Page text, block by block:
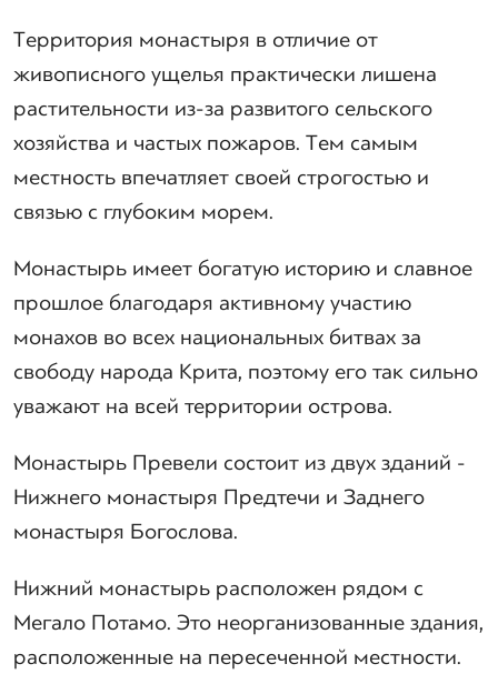
Территория монастыря в отличие от
живописного ущелья практически лишена
растительности из-за развитого сельского
хозяйства и частых пожаров. Тем самым
местность впечатляет своей строгостью и
связью с глубоким морем.
Монастырь имеет богатую историю и славное
прошлое благодаря активному участию
монахов во всех национальных битвах за
свободу народа Крита, поэтому его так сильно
уважают на всей территории острова.
Монастырь Превели состоит из двух зданий -
Нижнего монастыря Предтечи и Заднего
монастыря Богослова.
Нижний монастырь расположен рядом с
Мегало Потамо. Это неорганизованные здания,
расположенные на пересеченной местности.